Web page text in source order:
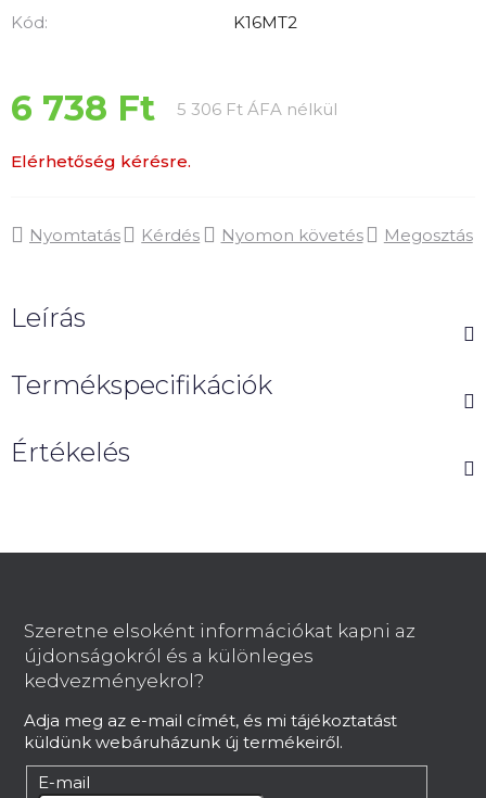
5-
csillag.
Kód:
K16MT2
6 738 Ft 5 306 Ft ÁFA nélkül
Elérhetőség kérésre.
Nyomtatás Kérdés Nyomon követés Megosztás
Leírás
Termékspecifikációk
Értékelés
Szeretne elsoként információkat kapni az
újdonságokról és a különleges
kedvezményekrol?
Adja meg az e-mail címét, és mi tájékoztatást
küldünk webáruházunk új termékeiről.
E-mail